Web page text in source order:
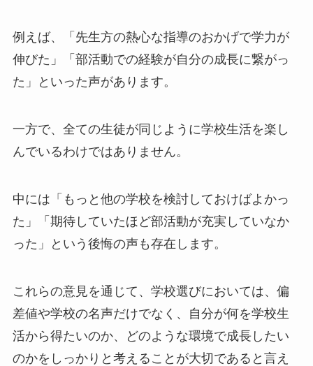
例えば、「先生方の熱心な指導のおかげで学力が
伸びた」「部活動での経験が自分の成長に繋がっ
た」といった声があります。
一方で、全ての生徒が同じように学校生活を楽し
んでいるわけではありません。
中には「もっと他の学校を検討しておけばよかっ
た」「期待していたほど部活動が充実していなか
った」という後悔の声も存在します。
これらの意見を通じて、学校選びにおいては、偏
差値や学校の名声だけでなく、自分が何を学校生
活から得たいのか、どのような環境で成長したい
のかをしっかりと考えることが大切であると言え